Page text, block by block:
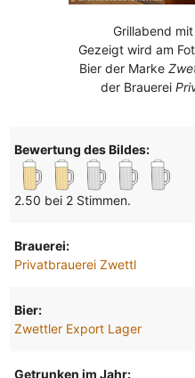
Grillabend
Gezeigt wird am
Bier der Marke
der Brauerei
Bewertung des Bildes:
2.50 bei 2 Stimmen.
Brauerei:
Privatbrauerei Zwettl
Bier:
Zwettler Export Lager
Getrunken im Jahr: